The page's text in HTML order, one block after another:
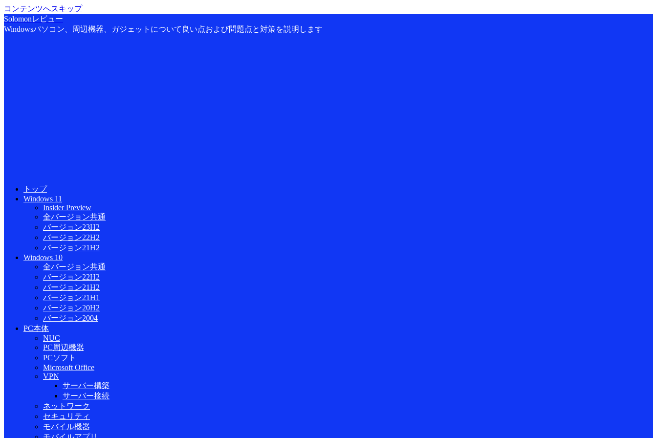
コンテンツへスキップ
Solomonレビュー
Windowsパソコン、周辺機器、ガジェットについて良い点および問題点と対策を説明します
トップ
Windows 11
Insider Preview
全バージョン共通
バージョン23H2
バージョン22H2
バージョン21H2
Windows 10
全バージョン共通
バージョン22H2
バージョン21H2
バージョン21H1
バージョン20H2
バージョン2004
PC本体
NUC
PC周辺機器
PCソフト
Microsoft Office
VPN
サーバー構築
サーバー接続
ネットワーク
セキュリティ
モバイル機器